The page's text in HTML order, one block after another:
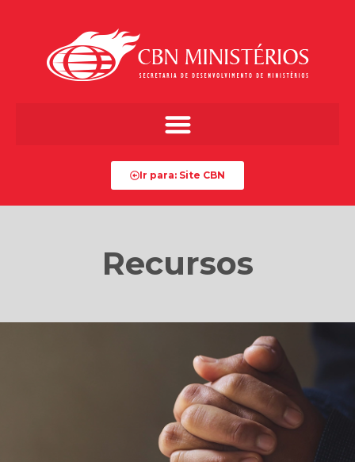
Ir para: Site CBN
Recursos